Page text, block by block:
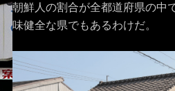
朝鮮人の割合が全都道府県の中
味健全な県でもあるわけだ。